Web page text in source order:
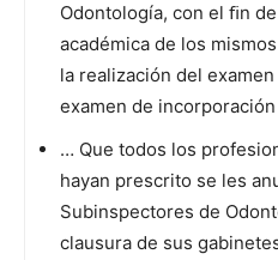
Odontología, con el ﬁn
académica de los
la realización del
examen de
… Que todos los
hayan prescrito se les
Subinspectores de
clausura de sus